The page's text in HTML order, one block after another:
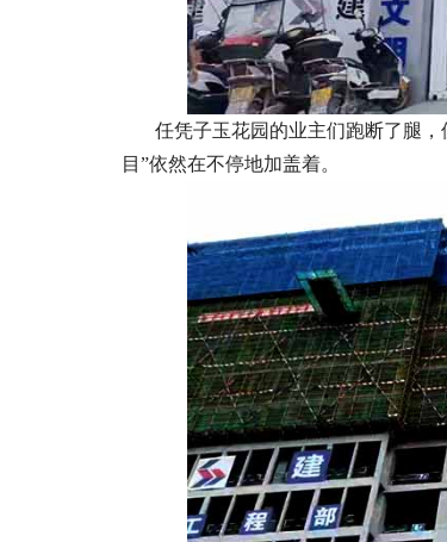
任凭子玉花园的业主们跑断了腿，
目”依然在不停地加盖着。